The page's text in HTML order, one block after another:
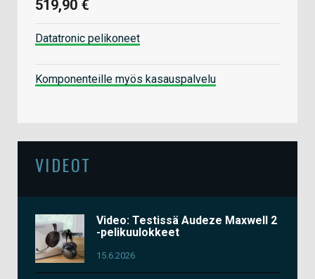
519,90 €
Datatronic pelikoneet
Komponenteille myös kasauspalvelu
VIDEOT
Video: Testissä Audeze Maxwell 2
-pelikuulokkeet
15.6.2026